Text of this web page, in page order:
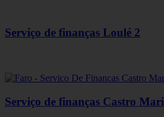
Serviço de finanças Loulé 2
Serviço de finanças Castro